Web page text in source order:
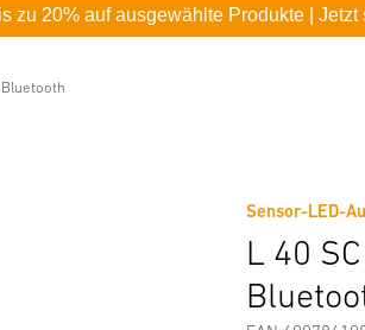
Suche
zu 20% auf ausgewählte Produkte | Jetzt
Sensor-LED-
L 40